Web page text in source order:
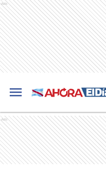
Ads
Ads